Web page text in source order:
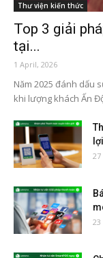
Thư viện kiến thức
Top 3 giải
tại...
1 April, 2026
Năm 2025 đánh dấu
khi lượng khách Ấn
27
23